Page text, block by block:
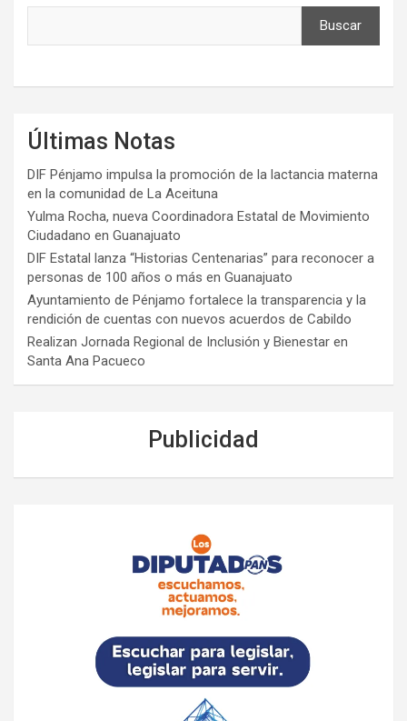
Buscar
Últimas Notas
DIF Pénjamo impulsa la promoción de la lactancia materna
en la comunidad de La Aceituna
Yulma Rocha, nueva Coordinadora Estatal de Movimiento
Ciudadano en Guanajuato
DIF Estatal lanza “Historias Centenarias” para reconocer a
personas de 100 años o más en Guanajuato
Ayuntamiento de Pénjamo fortalece la transparencia y la
rendición de cuentas con nuevos acuerdos de Cabildo
Realizan Jornada Regional de Inclusión y Bienestar en
Santa Ana Pacueco
Publicidad